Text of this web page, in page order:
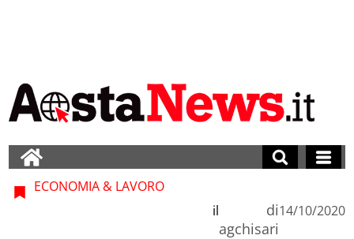
ECONOMIA & LAVORO
di
agchisari
il 14/10/2020